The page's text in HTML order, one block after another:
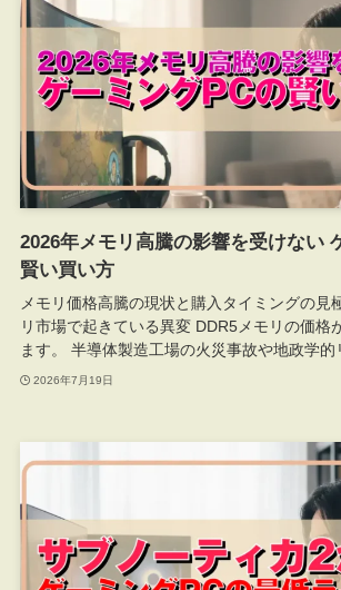
2026年メモリ高騰の影響を受けない
賢い買い方
メモリ価格高騰の現状と購入タイミングの見
リ市場で起きている異変 DDR5メモリの価格
ます。 半導体製造工場の火災事故や地政学的
2026年7月19日